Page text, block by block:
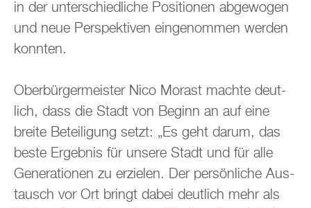
in der un­ter­schied­li­che Po­si­tio­nen ab­ge­wo­gen
und neue Per­spek­ti­ven ein­ge­nom­men wer­den
konn­ten.
Ober­bür­ger­meis­ter Nico Mo­rast mach­te deut­
lich, dass die Stadt von Be­ginn an auf eine
brei­te Be­tei­li­gung setzt: „Es geht darum, das
beste Er­geb­nis für un­se­re Stadt und für alle
Ge­ne­ra­tio­nen zu er­zie­len. Der per­sön­li­che Aus­
tausch vor Ort bringt dabei deut­lich mehr als